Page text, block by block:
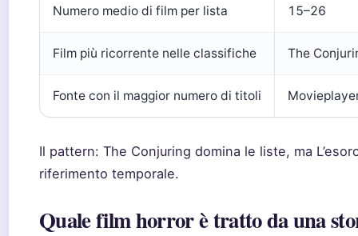
Numero medio di film per lista 15–26
Film più ricorrente nelle classifiche The
Fonte con il maggior numero di titoli
Il pattern: The Conjuring domina le liste, ma
riferimento temporale.
Quale film horror è tratto da una